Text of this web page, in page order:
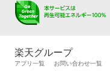
キズ修理予約
メンテナンス管理
タイヤ交換サービス
自動車カタログ
楽天グループ
アプリ一覧 お問い合わせ一覧